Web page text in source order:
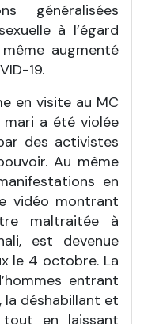
généralisées
à l’égard
augmenté
19.
en visite au MC
mari a été violée
des activistes
Au même
en
vidéo montrant
maltraitée à
est devenue
le 4 octobre. La
entrant
la déshabillant et
tout en laissant